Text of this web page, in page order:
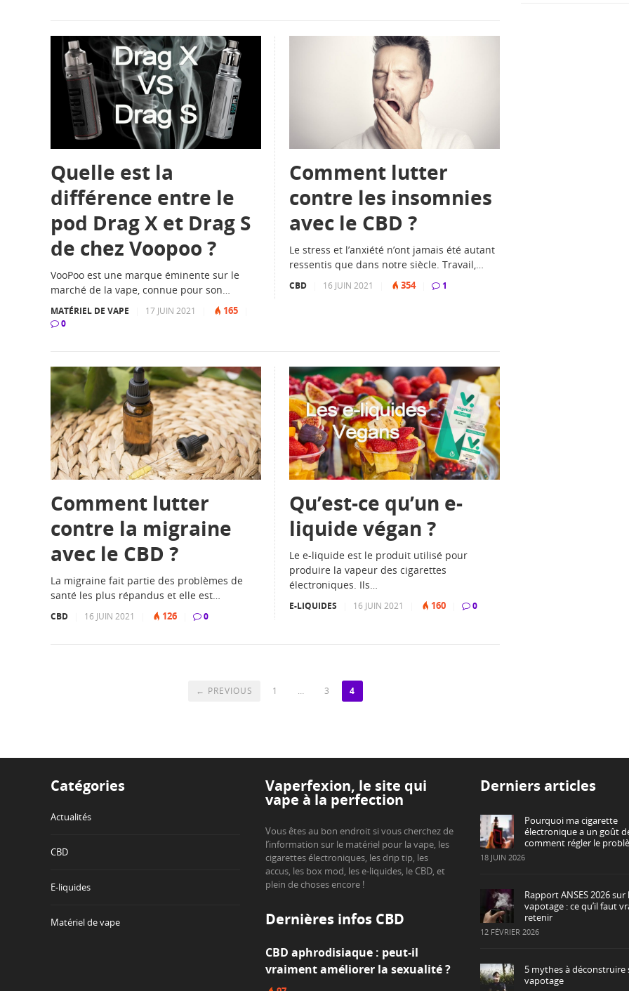
Quelle est la
différence entre le
pod Drag X et Drag S
de chez Voopoo ?
VooPoo est une marque éminente sur le
marché de la vape, connue pour son…
MATÉRIEL DE VAPE 17 JUIN 2021 165
0
Comment lutter
contre les insomnies
avec le CBD ?
Le stress et l’anxiété n’ont jamais été autant
ressentis que dans notre siècle. Travail,…
CBD 16 JUIN 2021 354 1
Comment lutter
contre la migraine
avec le CBD ?
La migraine fait partie des problèmes de
santé les plus répandus et elle est…
CBD 16 JUIN 2021 126 0
Qu’est-ce qu’un e-
liquide végan ?
Le e-liquide est le produit utilisé pour
produire la vapeur des cigarettes
électroniques. Ils…
E-LIQUIDES 16 JUIN 2021 160 0
← PREVIOUS 1 … 3 4
Catégories
Actualités
CBD
E-liquides
Matériel de vape
Vaperfexion, le site qui
vape à la perfection
Vous êtes au bon endroit si vous cherchez de
l’information sur le matériel pour la vape, les
cigarettes électroniques, les drip tip, les
accus, les box mod, les e-liquides, le CBD, et
plein de choses encore !
Dernières infos CBD
CBD aphrodisiaque : peut-il
vraiment améliorer la sexualité ?
Derniers articles
Pourquoi ma cigarette
électronique a un goût
comment régler le
18 JUIN 2026
Rapport ANSES 2026 sur
vapotage : ce qu’il faut
retenir
12 FÉVRIER 2026
5 mythes à déconstruire
vapotage